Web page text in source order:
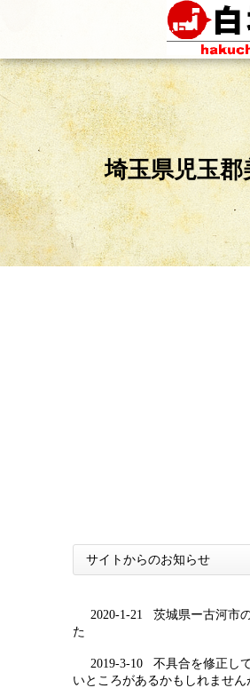
埼玉県児玉
サイトからのお知らせ
2020-1-21
茨城県ー古河市
た
2019-3-10
不具合を修正し
いところがあるかもしれませ